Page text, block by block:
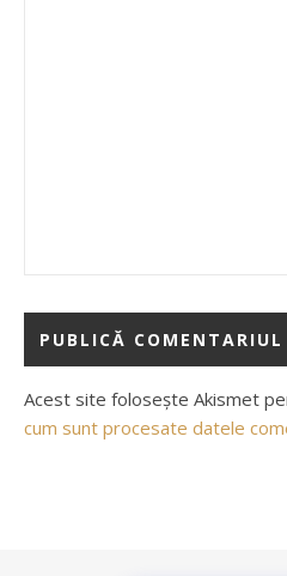
Acest site folosește Akismet
cum sunt procesate datele